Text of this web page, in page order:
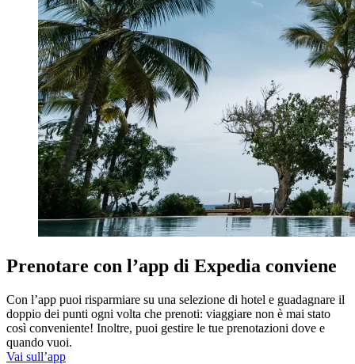
Prenotare con l’app di Expedia conviene
Con l’app puoi risparmiare su una selezione di hotel e guadagnare il
doppio dei punti ogni volta che prenoti: viaggiare non è mai stato
così conveniente! Inoltre, puoi gestire le tue prenotazioni dove e
quando vuoi.
Vai sull’app